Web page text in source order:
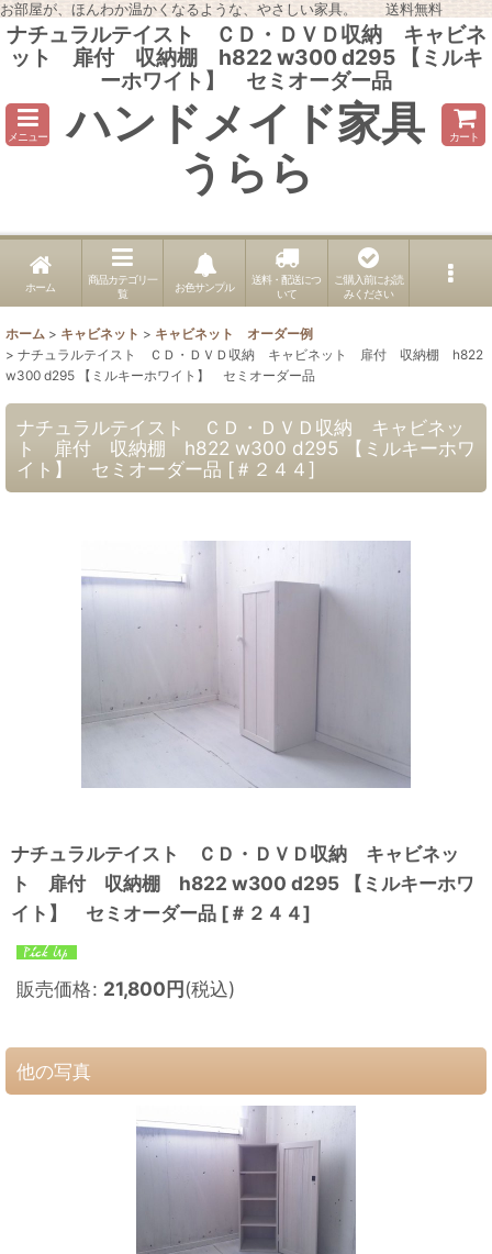
お部屋が、ほんわか温かくなるような、やさしい家具。 送料無料
ナチュラルテイスト ＣＤ・ＤＶＤ収納 キャビネ
ット 扉付 収納棚 h822 w300 d295 【ミルキ
ーホワイト】 セミオーダー品
メニュー ハンドメイド家具
うらら
カート
ホーム
商品カテゴリ一
覧
お色サンプル
送料・配送につ
いて
ご購入前にお読
みください
ホーム > キャビネット > キャビネット オーダー例
> ナチュラルテイスト ＣＤ・ＤＶＤ収納 キャビネット 扉付 収納棚 h822
w300 d295 【ミルキーホワイト】 セミオーダー品
ナチュラルテイスト ＣＤ・ＤＶＤ収納 キャビネッ
ト 扉付 収納棚 h822 w300 d295 【ミルキーホワ
イト】 セミオーダー品 [＃２４４]
ナチュラルテイスト ＣＤ・ＤＶＤ収納 キャビネッ
ト 扉付 収納棚 h822 w300 d295 【ミルキーホワ
イト】 セミオーダー品 [＃２４４]
販売価格: 21,800円(税込)
他の写真